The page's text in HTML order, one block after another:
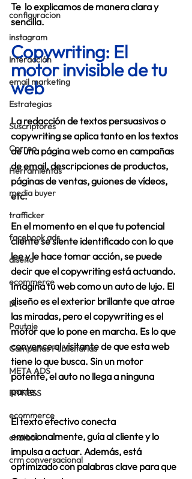
configuracion
instagram
Interacción
email marketing
Estrategias
Suscriptores
Correo
Herramientas
media buyer
trafficker
facebook ads
diseño
ecommerce
IA
Pautaje
Campañas Publicitarias
META ADS
FITNESS
ecommerce
chatbot
crm conversacional
Te  lo explicamos de manera clara y
sencilla.
Copywriting: El
motor invisible de tu
web
La redacción de textos persuasivos o
copywriting se aplica tanto en los textos
de una página web como en campañas
de email, descripciones de productos,
páginas de ventas, guiones de vídeos,
etc.
En el momento en el que tu potencial
cliente se siente identificado con lo que
lee y le hace tomar acción, se puede
decir que el copywriting está actuando.
Imagina tu web como un auto de lujo. El
diseño es el exterior brillante que atrae
las miradas, pero el copywriting es el
motor que lo pone en marcha. Es lo que
convence al visitante de que esta web
tiene lo que busca. Sin un motor
potente, el auto no llega a ninguna
parte.
El texto efectivo conecta
emocionalmente, guía al cliente y lo
impulsa a actuar. Además, está
optimizado con palabras clave para que